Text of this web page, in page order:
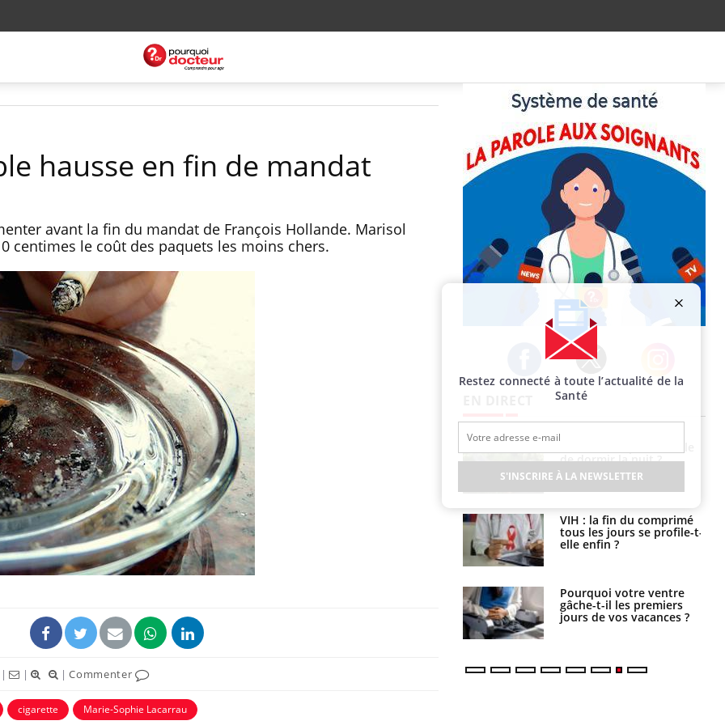
hausse en fin de mandat
avant la fin du mandat de François Hollande. Marisol
centimes le coût des paquets les moins chers.
| | |Commenter
cigarette Marie-Sophie Lacarrau
Facebook Twitter Instagram
Comment oublier les
écrans en vacances ?
Toujours connectés :
comment le travail
empiète de plus en plus
sur nos soirées
changé la donne au Pays
basque
de dormir la nuit ?
VIH : la fin du comprimé
tous les jours se profile-t-
elle enfin ?
Pourquoi votre ventre
gâche-t-il les premiers
jours de vos vacances ?
Restez connecté à toute l’actualité de la
Santé
S'INSCRIRE À LA NEWSLETTER